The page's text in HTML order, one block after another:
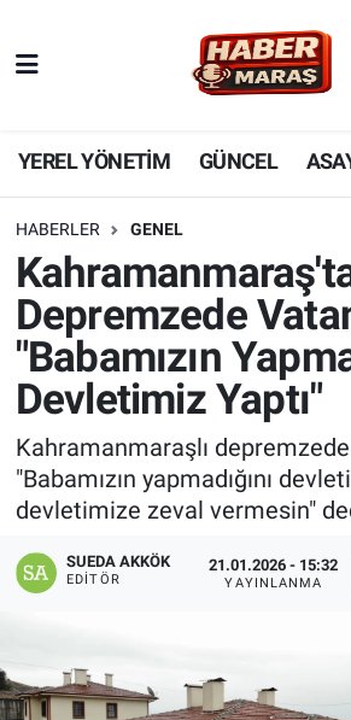
YEREL YÖNETİM GÜNCEL
HABERLER GENEL
Depremzede
"Babamızın
Devletimiz Yaptı"
Kahramanmaraşlı
"Babamızın yapmadığını
devletimize zeval vermesin"
SUEDA AKKÖK
EDITÖR
21.01.2026 - 15:32
YAYINLANMA
YEREL YÖNETİM
GÜNCEL
KADIN AİLE
SPOR
DÜNYA
EKONOMİ
SİYASET
SAĞLIK
EĞİTİM
Nöbetçi Eczaneler
Hava Durumu
Süper Lig Puan Durumu ve
Tüm Manşetler
Son Dakika Haberleri
Haber Arşivi